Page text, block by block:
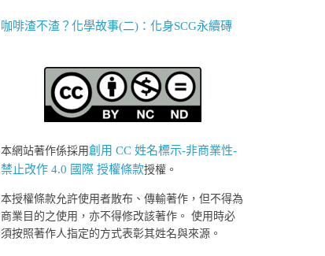
咖啡渣不渣？化學故事(二)：化身SCG永續磚
本網站著作係採用創用 CC 姓名標示-非商業性-
禁止改作 4.0 國際 授權條款授權。
本授權條款允許使用者散布、傳輸著作，但不得為
商業目的之使用，亦不得修改該著作。 使用時必
須按照著作人指定的方式表彰其姓名與來源。